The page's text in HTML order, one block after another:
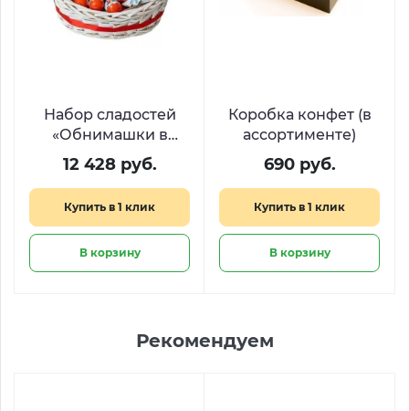
Набор сладостей
«Обнимашки в
корзинке»
12 428 руб.
Купить в 1 клик
В корзину
Коробка конфет (в
ассортименте)
690 руб.
Купить в 1 клик
В корзину
Рекомендуем